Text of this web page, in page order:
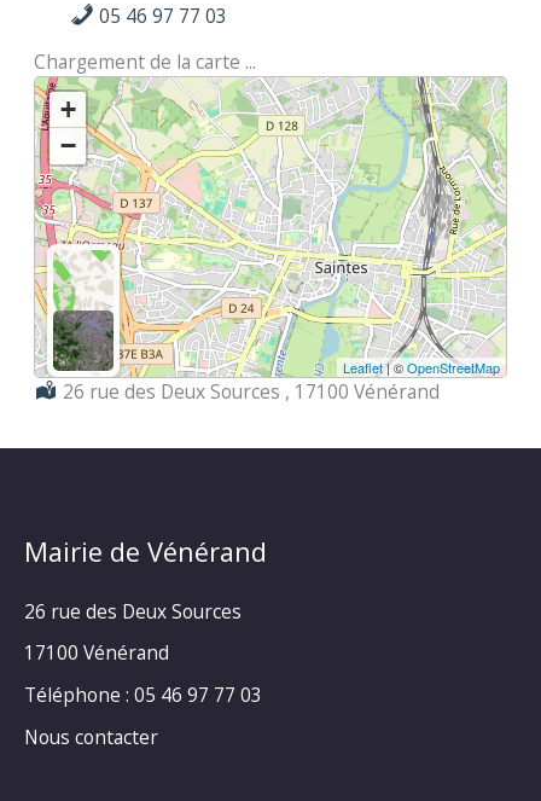
05 46 97 77 03
Chargement de la carte ...
+
−
Leaflet| ©OpenStreetMap
Localisation :
26 rue des Deux Sources , 17100 Vénérand
Mairie de Vénérand
26 rue des Deux Sources
17100 Vénérand
Téléphone : 05 46 97 77 03
Nous contacter